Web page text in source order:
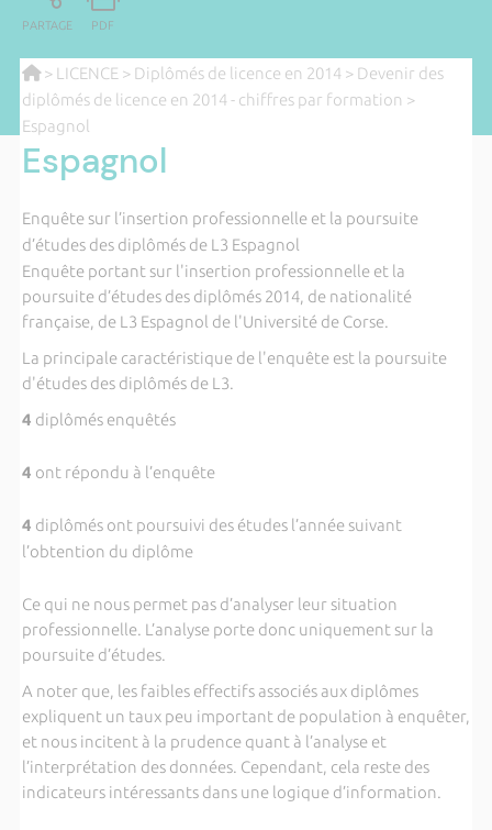
PARTAGE PDF
> LICENCE > Diplômés de licence en 2014 > Devenir des
diplômés de licence en 2014 - chiffres par formation >
Espagnol
Espagnol
Enquête sur l’insertion professionnelle et la poursuite
d’études des diplômés de L3 Espagnol
Enquête portant sur l'insertion professionnelle et la
poursuite d’études des diplômés 2014, de nationalité
française, de L3 Espagnol de l'Université de Corse.
La principale caractéristique de l'enquête est la poursuite
d'études des diplômés de L3.
4 diplômés enquêtés
4 ont répondu à l’enquête
4 diplômés ont poursuivi des études l’année suivant
l’obtention du diplôme
Ce qui ne nous permet pas d’analyser leur situation
professionnelle. L’analyse porte donc uniquement sur la
poursuite d’études.
A noter que, les faibles effectifs associés aux diplômes
expliquent un taux peu important de population à enquêter,
et nous incitent à la prudence quant à l’analyse et
l’interprétation des données. Cependant, cela reste des
indicateurs intéressants dans une logique d’information.